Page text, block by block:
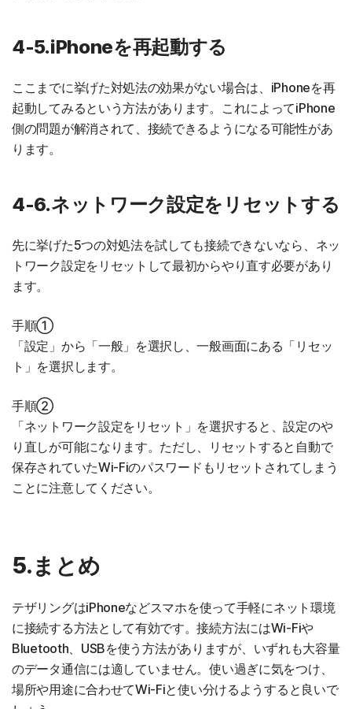
4-5.iPhoneを再起動する
ここまでに挙げた対処法の効果がない場合は、iPhoneを再
起動してみるという方法があります。これによってiPhone
側の問題が解消されて、接続できるようになる可能性があ
ります。
4-6.ネットワーク設定をリセットする
先に挙げた5つの対処法を試しても接続できないなら、ネッ
トワーク設定をリセットして最初からやり直す必要があり
ます。
手順①
「設定」から「一般」を選択し、一般画面にある「リセッ
ト」を選択します。
手順②
「ネットワーク設定をリセット」を選択すると、設定のや
り直しが可能になります。ただし、リセットすると自動で
保存されていたWi-Fiのパスワードもリセットされてしまう
ことに注意してください。
5.まとめ
テザリングはiPhoneなどスマホを使って手軽にネット環境
に接続する方法として有効です。接続方法にはWi-Fiや
Bluetooth、USBを使う方法がありますが、いずれも大容量
のデータ通信には適していません。使い過ぎに気をつけ、
場所や用途に合わせてWi-Fiと使い分けるようすると良いで